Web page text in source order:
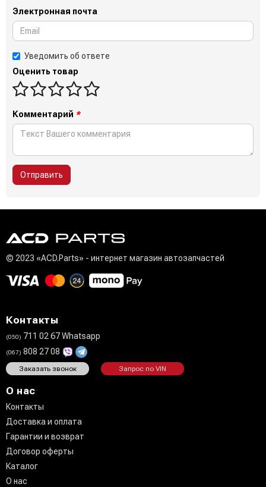
Электронная почта
Уведомить об ответе
Оценить товар
Комментарий *
Отправить
© 2023 «ACD.Parts» - интернет магазин автозапчастей
Контакты
(050) 711 02 67 Whatsapp
(067) 808 27 08
Заказать звонок Запрос по VIN
О нас
Контакты
Доставка и оплата
Гарантии и возврат
Договор оферты
Каталог
О нас